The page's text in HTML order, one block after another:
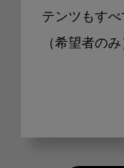
テンツもすべ
（希望者のみ